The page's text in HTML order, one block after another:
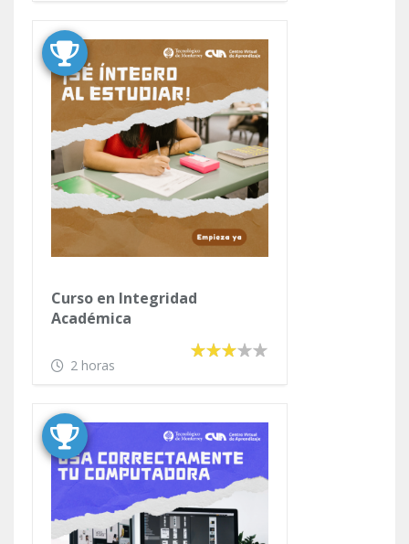
Curso en Integridad
Académica
2 horas